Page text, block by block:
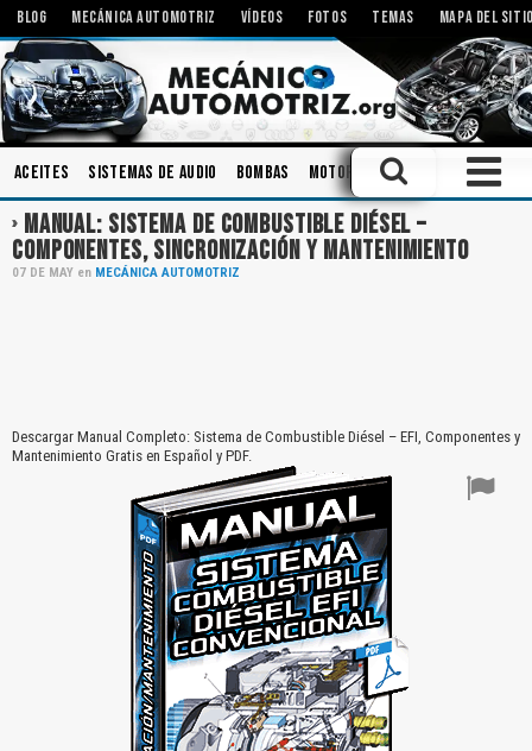
BLOG MECÁNICA AUTOMOTRIZ VÍDEOS FOTOS TEMAS MAPA DEL
Aceites Sistemas de Audio Bombas Motores Eléctricos
MANUAL: SISTEMA DE COMBUSTIBLE DIÉSEL –
COMPONENTES, SINCRONIZACIÓN Y MANTENIMIENTO
07 DE MAY en MECÁNICA AUTOMOTRIZ
Descargar Manual Completo: Sistema de Combustible Diésel – EFI, Componentes y
Mantenimiento Gratis en Español y PDF.